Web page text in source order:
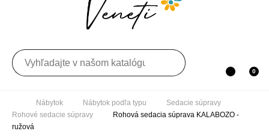
Toggle navigation